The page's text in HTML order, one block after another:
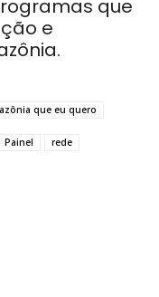
que
e
que eu quero
Painel rede